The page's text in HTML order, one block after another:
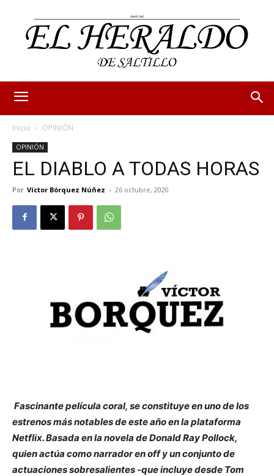
Inicio OPINIÓN
OPINIÓN
EL DIABLO A TODAS HORAS
Por Víctor Bórquez Núñez - 26 octubre, 2020
Fascinante película coral, se constituye en uno de los
estrenos más notables de este año en la plataforma
Netflix. Basada en la novela de Donald Ray Pollock,
quien actúa como narrador en off y un conjunto de
actuaciones sobresalientes -que incluye desde Tom